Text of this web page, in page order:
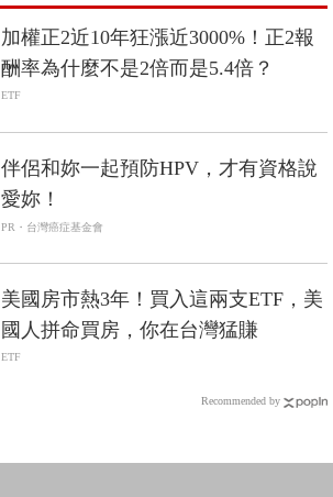
加權正2近10年狂漲近3000%！正2報
酬率為什麼不是2倍而是5.4倍？
ETF
伴侶和妳一起預防HPV，才有資格說
愛妳！
PR・台灣癌症基金會
美國房市熱3年！買入這兩支ETF，美
國人拼命買房，你在台灣猛賺
ETF
Recommended by